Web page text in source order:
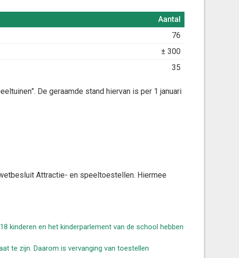
Aantal
Aantal
76
± 300
35
De geraamde stand hiervan is per 1 januari
Attractie- en speeltoestellen. Hiermee
kinderen en het kinderparlement van de school hebben
te zijn. Daarom is vervanging van toestellen